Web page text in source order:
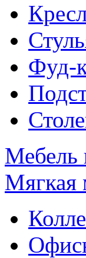
Фуд-
Мебель
Мягкая